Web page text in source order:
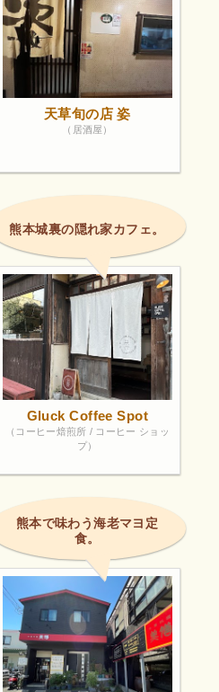
天草旬の店 姿
（居酒屋）
熊本城裏の隠れ家カフェ。
Gluck Coffee Spot
（コーヒー焙煎所 / コーヒー ショッ
プ）
熊本で味わう海老マヨ定
食。